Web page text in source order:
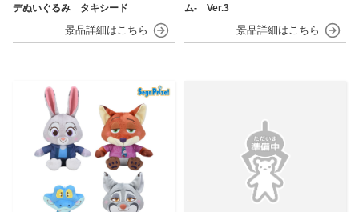
デぬいぐるみ タキシード
ム‐ Ver.3